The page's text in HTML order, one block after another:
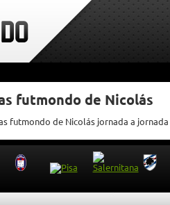
futmondo de Nicolás
futmondo de Nicolás jornada a jornada